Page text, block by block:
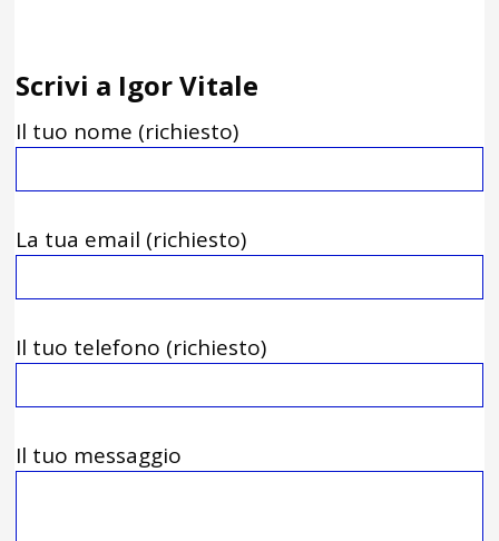
Scrivi a Igor Vitale
Il tuo nome (richiesto)
La tua email (richiesto)
Il tuo telefono (richiesto)
Il tuo messaggio